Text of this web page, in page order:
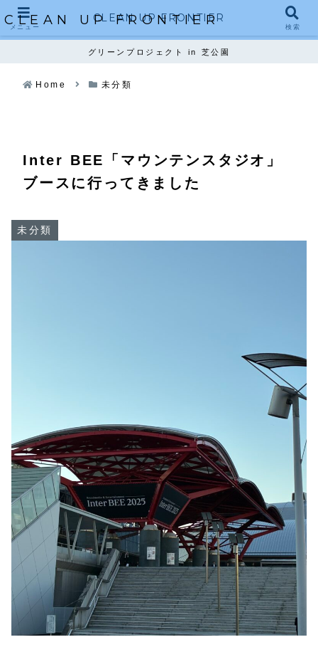
CLEAN UP FRONTIER
グリーンプロジェクト in 芝公園
Home 未分類
Inter BEE「マウンテンスタジオ」
ブースに行ってきました
未分類
メニュー
CLEAN UP FRONTIER
検索